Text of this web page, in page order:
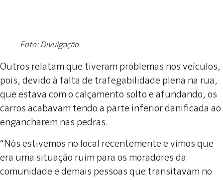
Foto: Divulgação
Outros relatam que tiveram problemas nos veículos,
pois, devido à falta de trafegabilidade plena na rua,
que estava com o calçamento solto e afundando, os
carros acabavam tendo a parte inferior danificada ao
engancharem nas pedras.
“Nós estivemos no local recentemente e vimos que
era uma situação ruim para os moradores da
comunidade e demais pessoas que transitavam no